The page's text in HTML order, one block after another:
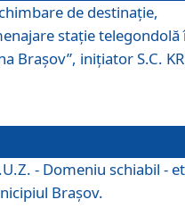
de destinaţie,
staţie telegondolă
Braşov”, iniţiator S.C.
- Domeniu schiabil -
Braşov.